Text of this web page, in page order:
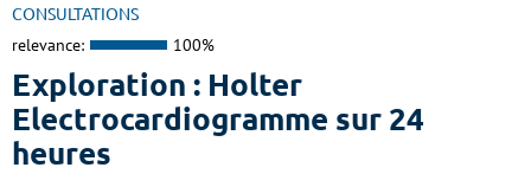
CONSULTATIONS
relevance: 100%
Exploration : Holter
Electrocardiogramme sur 24
heures